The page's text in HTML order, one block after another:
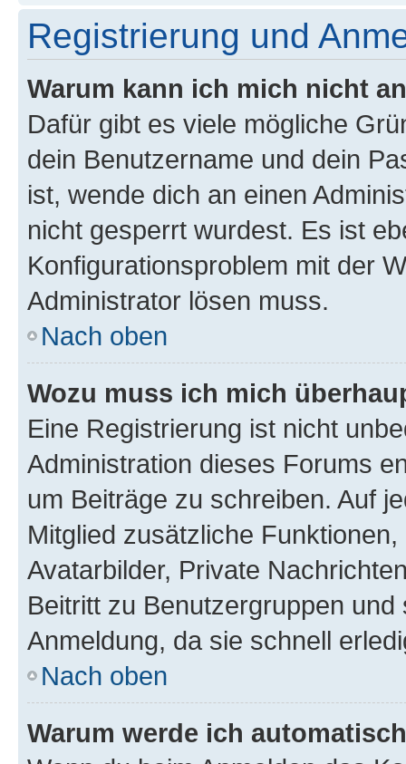
Registrierung und
Warum kann ich mich nicht
Dafür gibt es viele mögliche
dein Benutzername und dein
ist, wende dich an einen
nicht gesperrt wurdest. Es ist
Konfigurationsproblem mit der
Administrator lösen muss.
Nach oben
Wozu muss ich mich
Eine Registrierung ist nicht
Administration dieses Forums
um Beiträge zu schreiben. Auf
Mitglied zusätzliche
Avatarbilder, Private
Beitritt zu Benutzergruppen
Anmeldung, da sie schnell
Nach oben
Warum werde ich